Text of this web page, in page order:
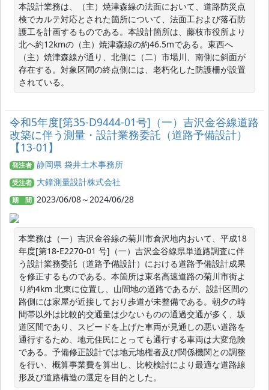
本設計業務は、（主）焼津森線の法面において、道路防災点
検でカルテ対応とされた箇所について、法面工および落石防
護工を計画するものである。本設計箇所は、藤枝市役所より
北へ約12kmの（主）焼津森線の約46.5mである。東西へ
（主）焼津森線が通り、北側に（二）市場川、南側に斜面が
存在する。対象区間の終点側には、老朽化した防護柵が設置
されている。
令和5年度[第35-D9444-01号]（一）吉沢金谷線道路
改築に伴う測量・設計業務委託（道路予備設計）
【13-01】
発注者 静岡県 袋井土木事務所
受注者 大鐘測量設計株式会社
期 間 2023/06/08～2024/06/28
本業務は（一）吉沢金谷線の菊川市倉沢地内おいて、平成18
年度[第18-E2270-01 号]（一）吉沢金谷線県単道路調査に伴
う設計業務委託（道路予備設計）における道路予備設計成果
を修正するものである。本箇所は東名高速道路の菊川市街よ
り約4km 北東に位置し、山間地の道路であるが、設計区間の
路側には家屋が近接しており歩道が未整備である。朝夕の時
間帯以外は比較的交通量は少ないものの通過交通が多く、坂
道区間であり、スピードを上げた車両が見通しの悪い道路を
通行するため、地元住民にとっても通行する車両は大変危険
である。予備修正設計では地元地権者及び関係機関との調整
を行い、概算事業費を算出し、比較検討により最適な道路線
形及び道路構造の選定を目的とした。